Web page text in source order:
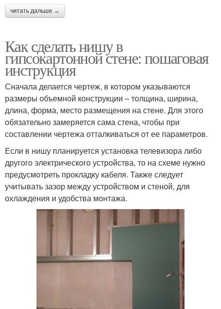
читать дальше →
Как сделать нишу в
гипсокартонной стене: пошаговая
инструкция
Сначала делается чертеж, в котором указываются
размеры объемной конструкции – толщина, ширина,
длина, форма, место размещения на стене. Для этого
обязательно замеряется сама стена, чтобы при
составлении чертежа отталкиваться от ее параметров.
Если в нишу планируется установка телевизора либо
другого электрического устройства, то на схеме нужно
предусмотреть прокладку кабеля. Также следует
учитывать зазор между устройством и стеной, для
охлаждения и удобства монтажа.